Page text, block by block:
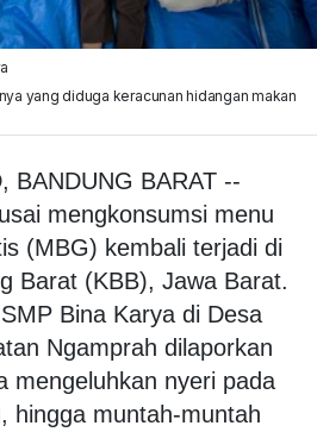
yang diduga keracunan hidangan makan
BANDUNG BARAT --
usai mengkonsumsi menu
(MBG) kembali terjadi di
Barat (KBB), Jawa Barat.
Bina Karya di Desa
Ngamprah dilaporkan
mengeluhkan nyeri pada
hingga muntah-muntah